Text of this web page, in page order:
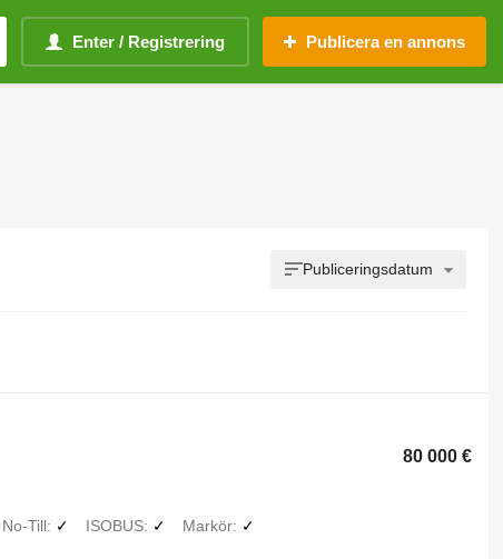
Enter / Registrering Publicera en annons
Publiceringsdatum
80 000 €
No-Till ✓ ISOBUS ✓ Markör ✓